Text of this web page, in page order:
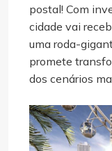
postal! Com
cidade vai
uma roda-
promete
dos cenários